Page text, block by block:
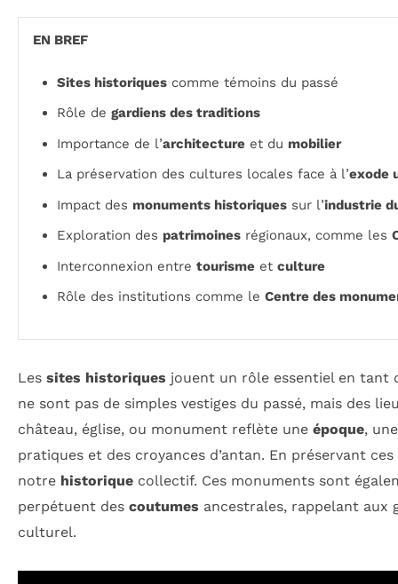
EN BREF
Sites historiques comme témoins du passé
Rôle de gardiens des traditions
Importance de l’architecture et du mobilier
La préservation des cultures locales face à l’exode
Impact des monuments historiques sur l’industrie
Exploration des patrimoines régionaux, comme les
Interconnexion entre tourisme et culture
Rôle des institutions comme le Centre des
Les sites historiques jouent un rôle essentiel en tant
ne sont pas de simples vestiges du passé, mais des
château, église, ou monument reflète une époque,
pratiques et des croyances d’antan. En préservant ces
notre historique collectif. Ces monuments sont
perpétuent des coutumes ancestrales, rappelant aux
culturel.